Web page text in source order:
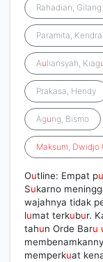
Rahadian, Gilang
Paramita,
Auliansyah, Kiag
Prakasa, Hendy
Agung, Bismo
Maksum, Dwidjo
Outline: Empat pu
Sukarno
wajahnya tidak
lumat terkubur.
tahun Orde Baru
memperkuat